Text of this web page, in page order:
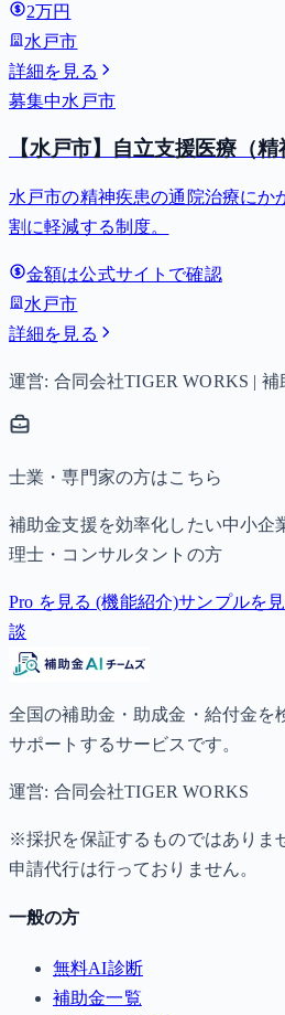
2万円
水戸市
詳細を見る
募集中水戸市
【水戸市】自立支援医療（精
水戸市の精神疾患の通院治療にか
割に軽減する制度。
金額は公式サイトで確認
水戸市
詳細を見る
運営: 合同会社TIGER WORKS |
士業・専門家の方はこちら
補助金支援を効率化したい中小企
理士・コンサルタントの方
Pro を見る (機能紹介)サンプルを
談
全国の補助金・助成金・給付金を
サポートするサービスです。
運営: 合同会社TIGER WORKS
※採択を保証するものではありま
申請代行は行っておりません。
一般の方
無料AI診断
補助金一覧